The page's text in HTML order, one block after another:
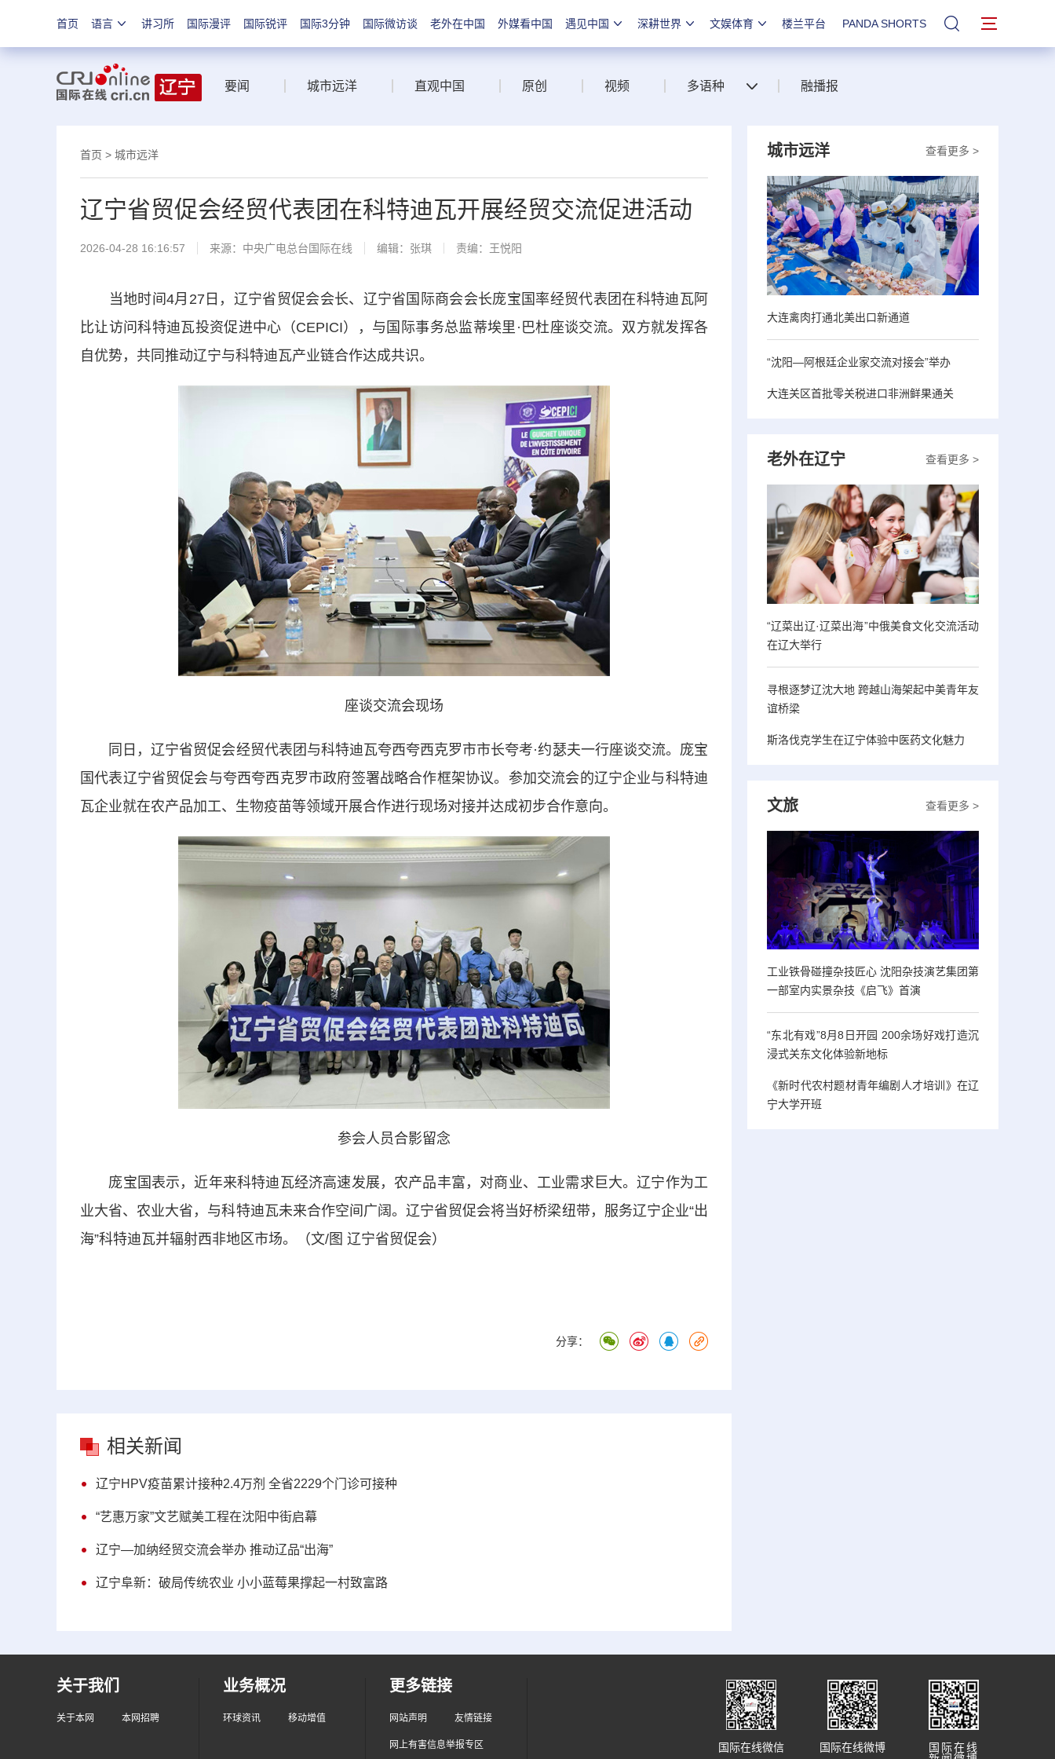
首页 语言 讲习所 国际漫评 国际锐评 国际3分钟 国际微访谈 老外在中国 外媒看中国 遇见中国 深耕世界 文娱体育 楼兰平台 PANDA SHORTS 站内搜索
要闻 城市远洋 直观中国 原创 视频 多语种 融播报
首页 > 城市远洋
辽宁省贸促会经贸代表团在科特迪瓦开展经贸交流促进活动
2026-04-28 16:16:57 来源：中央广电总台国际在线 编辑：张琪 责编：王悦阳
当地时间4月27日，辽宁省贸促会会长、辽宁省国际商会会长庞宝国率经贸代表团在科特迪瓦阿
比让访问科特迪瓦投资促进中心（CEPICI），与国际事务总监蒂埃里·巴杜座谈交流。双方就发挥各
自优势，共同推动辽宁与科特迪瓦产业链合作达成共识。
座谈交流会现场
同日，辽宁省贸促会经贸代表团与科特迪瓦夸西夸西克罗市市长夸考·约瑟夫一行座谈交流。庞宝
国代表辽宁省贸促会与夸西夸西克罗市政府签署战略合作框架协议。参加交流会的辽宁企业与科特迪
瓦企业就在农产品加工、生物疫苗等领域开展合作进行现场对接并达成初步合作意向。
参会人员合影留念
庞宝国表示，近年来科特迪瓦经济高速发展，农产品丰富，对商业、工业需求巨大。辽宁作为工
业大省、农业大省，与科特迪瓦未来合作空间广阔。辽宁省贸促会将当好桥梁纽带，服务辽宁企业“出
海”科特迪瓦并辐射西非地区市场。（文/图 辽宁省贸促会）
分享：
相关新闻
辽宁HPV疫苗累计接种2.4万剂 全省2229个门诊可接种
“艺惠万家”文艺赋美工程在沈阳中街启幕
辽宁—加纳经贸交流会举办 推动辽品“出海”
辽宁阜新：破局传统农业 小小蓝莓果撑起一村致富路
查看更多 >
城市远洋
大连禽肉打通北美出口新通道
“沈阳—阿根廷企业家交流对接会”举办
大连关区首批零关税进口非洲鲜果通关
查看更多 >
老外在辽宁
“辽菜出辽·辽菜出海”中俄美食文化交流活动
在辽大举行
寻根逐梦辽沈大地 跨越山海架起中美青年友
谊桥梁
斯洛伐克学生在辽宁体验中医药文化魅力
查看更多 >
文旅
工业铁骨碰撞杂技匠心 沈阳杂技演艺集团第
一部室内实景杂技《启飞》首演
“东北有戏”8月8日开园 200余场好戏打造沉
浸式关东文化体验新地标
《新时代农村题材青年编剧人才培训》在辽
宁大学开班
关于我们
关于本网 本网招聘
业务概况
环球资讯 移动增值
更多链接
网站声明 友情链接
网上有害信息举报专区
国际在线
国际在线微博
国际在线微信